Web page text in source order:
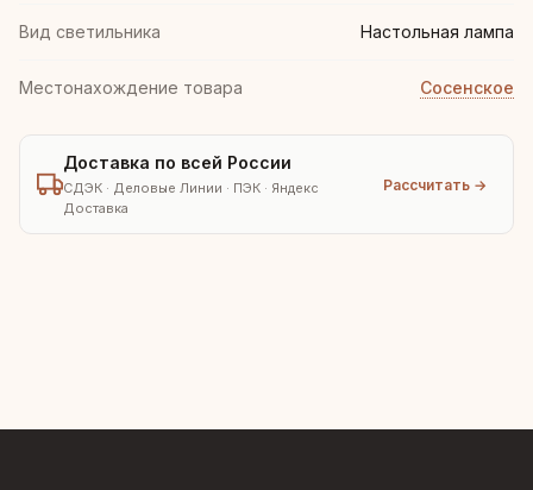
Вид светильника Настольная лампа
Местонахождение товара Сосенское
Доставка по всей России
СДЭК · Деловые Линии · ПЭК · Яндекс
Доставка
Рассчитать →